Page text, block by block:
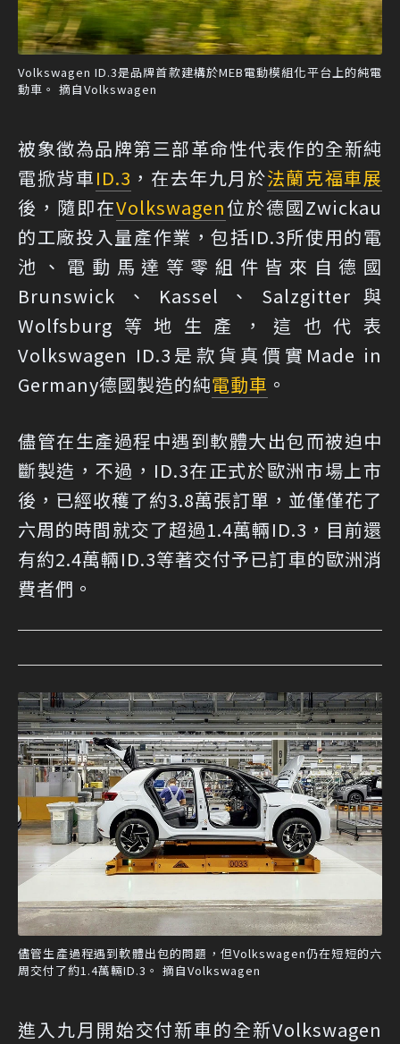
Volkswagen ID.3是品牌首款建構於MEB電動模組化平台上的純電
動車。 摘自Volkswagen
被象徵為品牌第三部革命性代表作的全新純
電掀背車ID.3 ，在去年九月於法蘭克福車展
後，隨即在Volkswagen位於德國Zwickau
的工廠投入量產作業，包括ID.3所使用的電
池、電動馬達等零組件皆來自德國
Brunswick、Kassel、Salzgitter與
Wolfsburg等地生產，這也代表
Volkswagen ID.3是款貨真價實Made in
Germany德國製造的純電動車 。
儘管在生產過程中遇到軟體大出包而被迫中
斷製造，不過，ID.3在正式於歐洲市場上市
後，已經收穫了約3.8萬張訂單，並僅僅花了
六周的時間就交了超過1.4萬輛ID.3，目前還
有約2.4萬輛ID.3等著交付予已訂車的歐洲消
費者們。
儘管生產過程遇到軟體出包的問題，但Volkswagen仍在短短的六
周交付了約1.4萬輛ID.3。 摘自Volkswagen
進入九月開始交付新車的全新Volkswagen